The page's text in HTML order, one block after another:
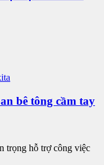
bê tông cầm tay
trọng hỗ trợ công việc